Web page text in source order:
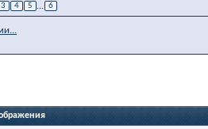
3 4 5 ... 6